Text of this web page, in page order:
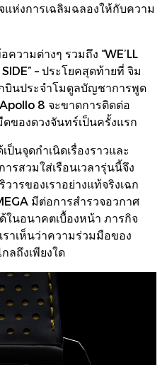
แห่งการเฉลิมฉลองให้กับความ
วามต่างๆ รวมถึง “WE’LL
– ประโยคสุดท้ายที่ จิม
บินประจำโมดูลบัญชาการพูด
8 จะขาดการติดต่อ
ดของดวงจันทร์เป็นครั้งแรก
นจุดกำเนิดเรื่องราวและ
รสวมใส่เรือนเวลารุ่นนี้จึง
ารของเราอย่างแท้จริงเฉก
มีต่อการสำรวจอวกาศ
ในอนาคตเบื้องหน้า ภารกิจ
ราเห็นว่าความร่วมมือของ
ลถึงเพียงใด